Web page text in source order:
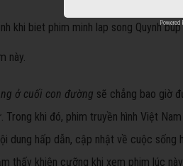
này.
ở cuối con đường sẽ chẳng bao giờ
Trong khi đó, phim truyền hình Việt
dung hấp dẫn, cập nhật về cuộc sống
thấy khiên cưỡng khi xem phim lúc
Powered